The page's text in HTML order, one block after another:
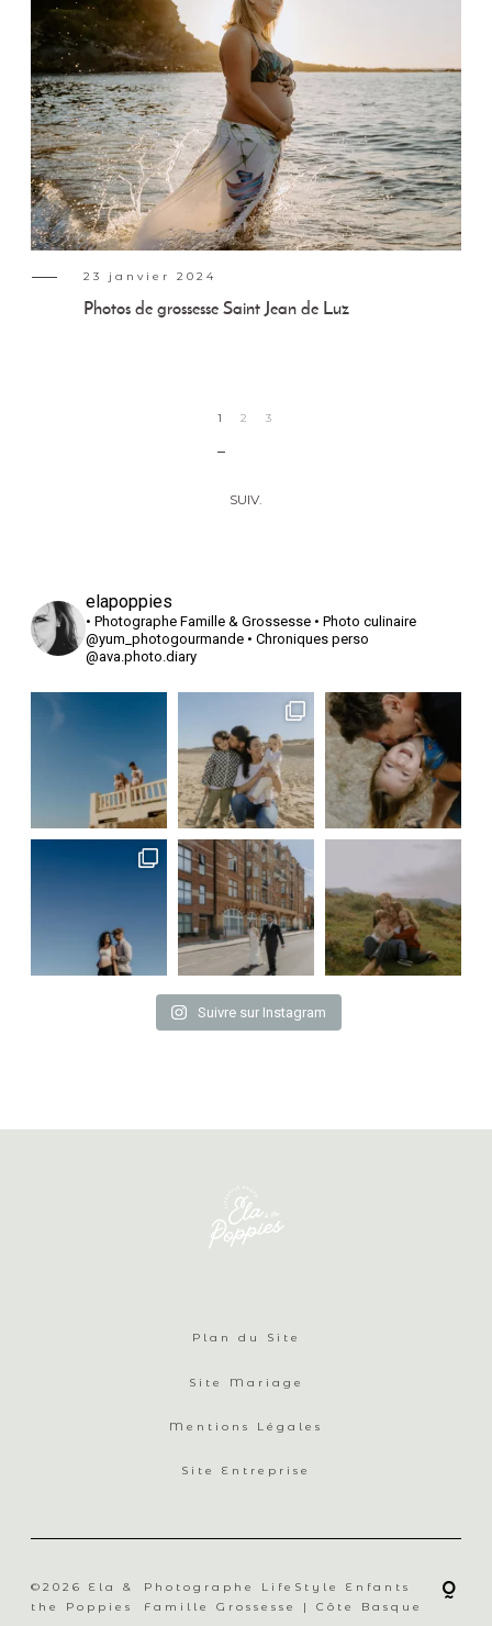
23 janvier 2024
Photos de grossesse Saint Jean de Luz
1 2 3
SUIV.
Plan du Site
Site Mariage
Mentions Légales
Site Entreprise
©2026 Ela &
the Poppies
Photographe LifeStyle Enfants
Famille Grossesse | Côte Basque
elapoppies
• Photographe Famille & Grossesse • Photo culinaire
@yum_photogourmande • Chroniques perso
@ava.photo.diary
Suivre sur Instagram